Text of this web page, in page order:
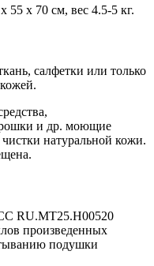
x 70 см, вес 4.5-5 кг.
салфетки или только
и др. моющие
натуральной кожи.
RU.МТ25.Н00520
произведенных
подушки